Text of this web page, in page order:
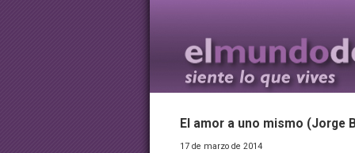
El amor a uno mismo (Jorge
17 de marzo de 2014